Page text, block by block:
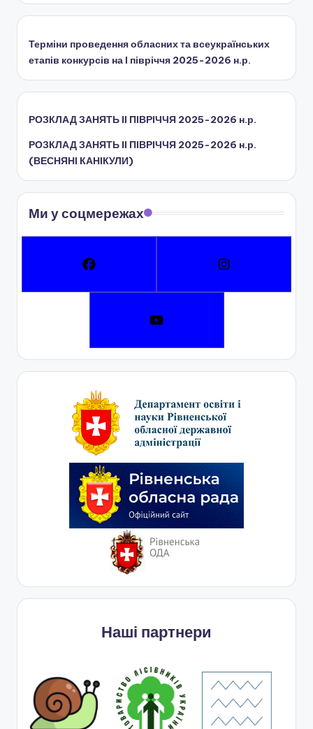
л
с
н
ї
р
д
и
Терміни проведення обласних та всеукраїнських
етапів конкурсів на І півріччя 2025-2026 н.р.
РОЗКЛАД ЗАНЯТЬ IІ ПІВРІЧЧЯ 2025-2026 н.р.
РОЗКЛАД ЗАНЯТЬ IІ ПІВРІЧЧЯ 2025-2026 н.р.
(ВЕСНЯНІ КАНІКУЛИ)
Ми у соцмережах
Наші партнери